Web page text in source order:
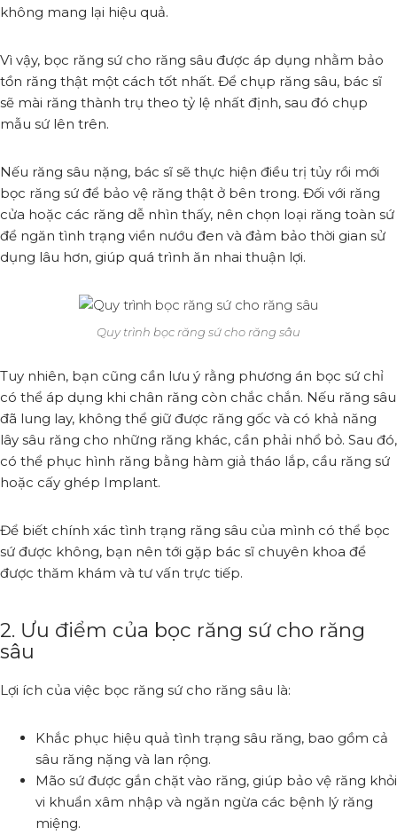
không mang lại hiệu quả.
Vì vậy, bọc răng sứ cho răng sâu được áp dụng nhằm bảo
tồn răng thật một cách tốt nhất. Để chụp răng sâu, bác sĩ
sẽ mài răng thành trụ theo tỷ lệ nhất định, sau đó chụp
mẫu sứ lên trên.
Nếu răng sâu nặng, bác sĩ sẽ thực hiện điều trị tủy rồi mới
bọc răng sứ để bảo vệ răng thật ở bên trong. Đối với răng
cửa hoặc các răng dễ nhìn thấy, nên chọn loại răng toàn sứ
để ngăn tình trạng viền nướu đen và đảm bảo thời gian sử
dụng lâu hơn, giúp quá trình ăn nhai thuận lợi.
Quy trình bọc răng sứ cho răng sâu
Tuy nhiên, bạn cũng cần lưu ý rằng phương án bọc sứ chỉ
có thể áp dụng khi chân răng còn chắc chắn. Nếu răng sâu
đã lung lay, không thể giữ được răng gốc và có khả năng
lây sâu răng cho những răng khác, cần phải nhổ bỏ. Sau đó,
có thể phục hình răng bằng hàm giả tháo lắp, cầu răng sứ
hoặc cấy ghép Implant.
Để biết chính xác tình trạng răng sâu của mình có thể bọc
sứ được không, bạn nên tới gặp bác sĩ chuyên khoa để
được thăm khám và tư vấn trực tiếp.
2. Ưu điểm của bọc răng sứ cho răng
sâu
Lợi ích của việc bọc răng sứ cho răng sâu là:
Khắc phục hiệu quả tình trạng sâu răng, bao gồm cả
sâu răng nặng và lan rộng.
Mão sứ được gắn chặt vào răng, giúp bảo vệ răng khỏi
vi khuẩn xâm nhập và ngăn ngừa các bệnh lý răng
miệng.